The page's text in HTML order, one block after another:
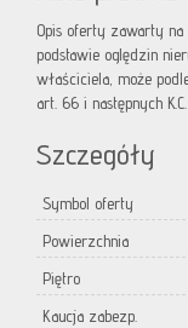
Opis oferty zawarty
podstawie oględzin
właściciela, może
art. 66 i następnych K.C.
Szczegóły
Symbol oferty
Powierzchnia
Piętro
Kaucja zabezp.